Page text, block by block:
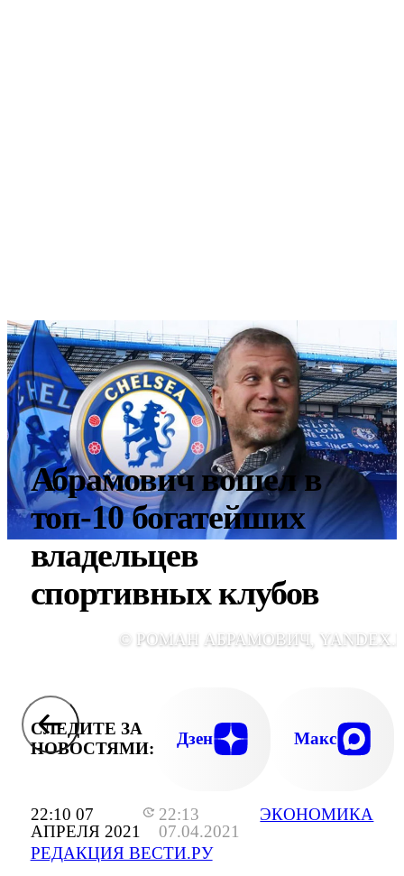
22:10 07
АПРЕЛЯ 2021
22:13
07.04.2021
РЕДАКЦИЯ ВЕСТИ.РУ
ЭКОНОМИКА
Абрамович вошел в
топ-10 богатейших
владельцев
спортивных клубов
© РОМАН АБРАМОВИЧ,
СЛЕДИТЕ ЗА
НОВОСТЯМИ:
Дзен Макс